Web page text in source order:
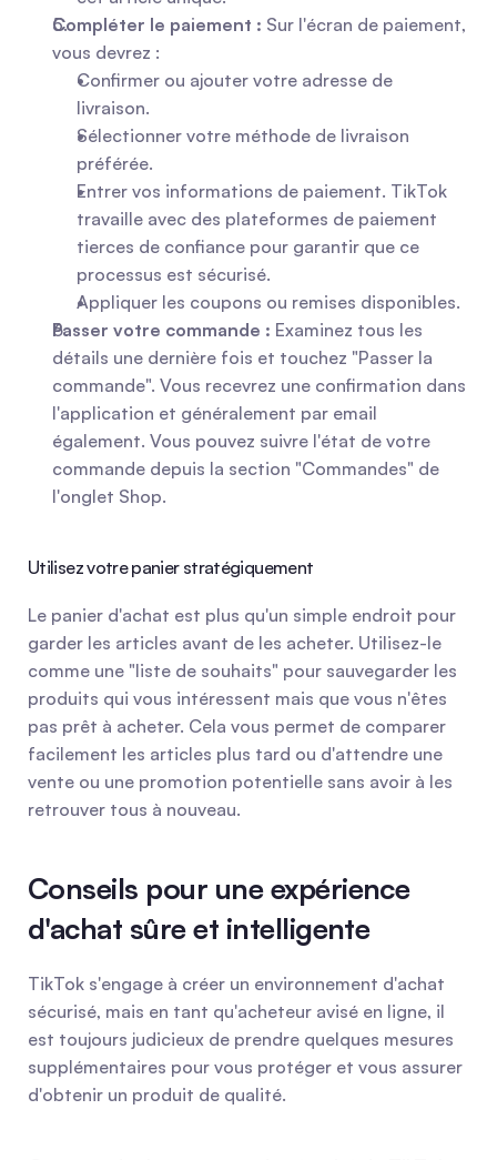
Compléter le paiement : Sur l'écran de paiement,
vous devrez :
Confirmer ou ajouter votre adresse de
livraison.
Sélectionner votre méthode de livraison
préférée.
Entrer vos informations de paiement. TikTok
travaille avec des plateformes de paiement
tierces de confiance pour garantir que ce
processus est sécurisé.
Appliquer les coupons ou remises disponibles.
Passer votre commande : Examinez tous les
détails une dernière fois et touchez "Passer la
commande". Vous recevrez une confirmation dans
l'application et généralement par email
également. Vous pouvez suivre l'état de votre
commande depuis la section "Commandes" de
l'onglet Shop.
Utilisez votre panier stratégiquement
Le panier d'achat est plus qu'un simple endroit pour
garder les articles avant de les acheter. Utilisez-le
comme une "liste de souhaits" pour sauvegarder les
produits qui vous intéressent mais que vous n'êtes
pas prêt à acheter. Cela vous permet de comparer
facilement les articles plus tard ou d'attendre une
vente ou une promotion potentielle sans avoir à les
retrouver tous à nouveau.
Conseils pour une expérience
d'achat sûre et intelligente
TikTok s'engage à créer un environnement d'achat
sécurisé, mais en tant qu'acheteur avisé en ligne, il
est toujours judicieux de prendre quelques mesures
supplémentaires pour vous protéger et vous assurer
d'obtenir un produit de qualité.